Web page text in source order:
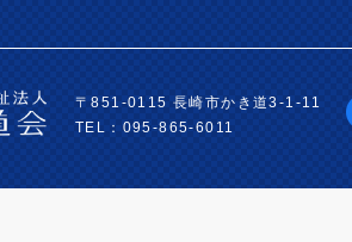
〒851-0115 長崎市かき道3-1-11
TEL：095-865-6011